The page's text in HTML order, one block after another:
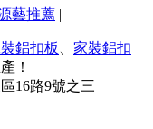
藝推薦 |
鋁扣板
家裝鋁扣
！
16路9號之三